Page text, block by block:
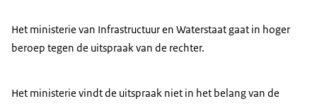
Het ministerie van Infrastructuur en Waterstaat gaat in hoger
beroep tegen de uitspraak van de rechter.
Het ministerie vindt de uitspraak niet in het belang van de